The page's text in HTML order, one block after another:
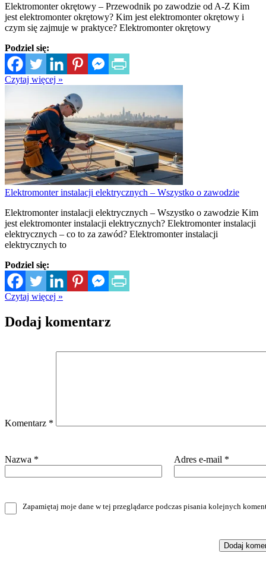
Elektromonter okrętowy – Przewodnik po zawodzie od A-Z Kim
jest elektromonter okrętowy? Kim jest elektromonter okrętowy i
czym się zajmuje w praktyce? Elektromonter okrętowy
Podziel się:
Czytaj więcej »
Elektromonter instalacji elektrycznych – Wszystko o zawodzie
Elektromonter instalacji elektrycznych – Wszystko o zawodzie Kim
jest elektromonter instalacji elektrycznych? Elektromonter instalacji
elektrycznych – co to za zawód? Elektromonter instalacji
elektrycznych to
Podziel się:
Czytaj więcej »
Dodaj komentarz
Komentarz *
Nazwa * Adres e-mail *
Zapamiętaj moje dane w tej przeglądarce podczas pisania kolejnych